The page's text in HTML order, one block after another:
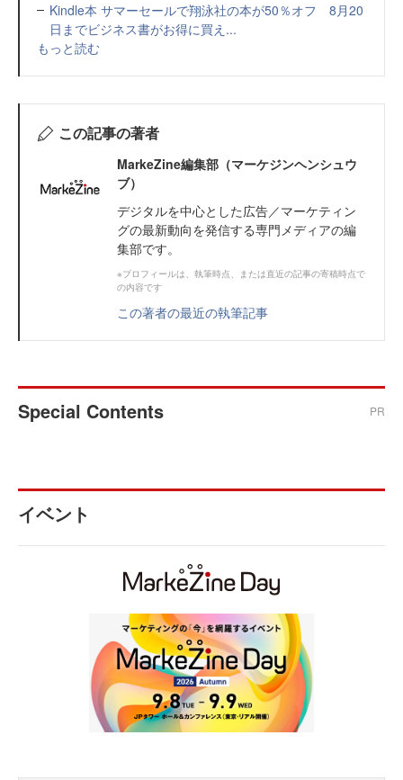
Kindle本 サマーセールで翔泳社の本が50％オフ 8月20
日までビジネス書がお得に買え...
もっと読む
この記事の著者
MarkeZine編集部（マーケジンヘンシュウ
ブ）
デジタルを中心とした広告／マーケティン
グの最新動向を発信する専門メディアの編
集部です。
※プロフィールは、執筆時点、または直近の記事の寄稿時点で
の内容です
この著者の最近の執筆記事
Special Contents PR
イベント